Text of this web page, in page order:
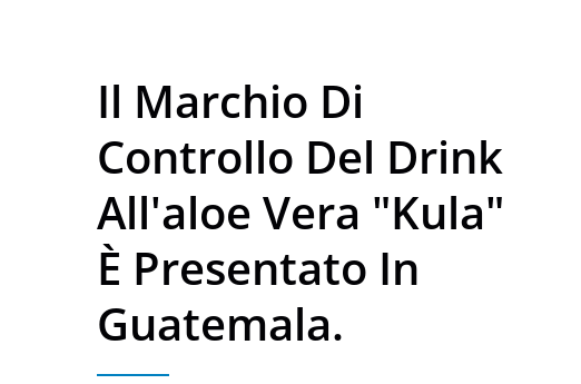
Il Marchio Di
Controllo Del Drink
All'aloe Vera "Kula"
È Presentato In
Guatemala.